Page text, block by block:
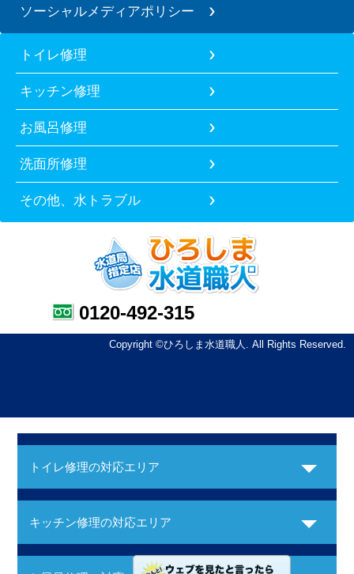
ソーシャルメディアポリシー
トイレ修理
キッチン修理
お風呂修理
洗面所修理
その他、水トラブル
0120-492-315
Copyright ©ひろしま水道職人. All Rights Reserved.
トイレ修理の対応エリア
キッチン修理の対応エリア